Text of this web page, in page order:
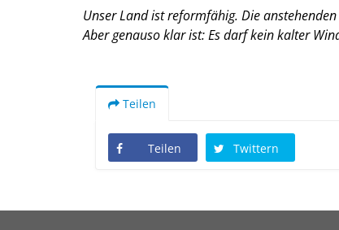
Unser Land ist reformfähig. Die
Aber genauso klar ist: Es darf kein kalter
Teilen
Teilen Twittern